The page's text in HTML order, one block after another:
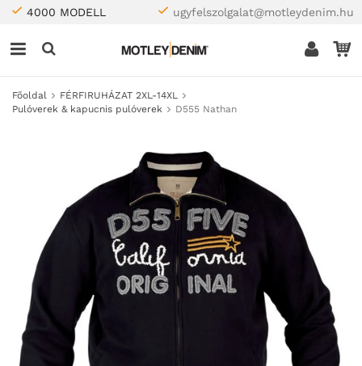
4000 MODELL ugyfelszolgalat@motleydenim.hu
Főoldal
FÉRFIRUHÁZAT 2XL-14XL
Pulóverek & kapucnis pulóverek
D555 Nathan